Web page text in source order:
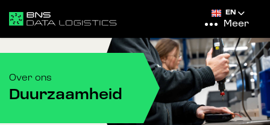
EN
Meer
Over ons
Duurzaamheid